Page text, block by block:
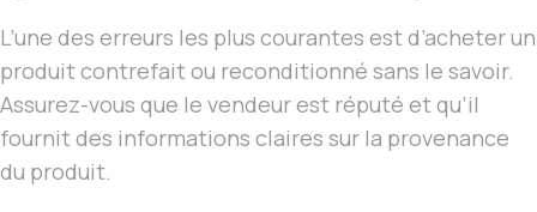
L’une des erreurs les plus courantes est d’acheter un
produit contrefait ou reconditionné sans le savoir.
Assurez-vous que le vendeur est réputé et qu’il
fournit des informations claires sur la provenance
du produit.